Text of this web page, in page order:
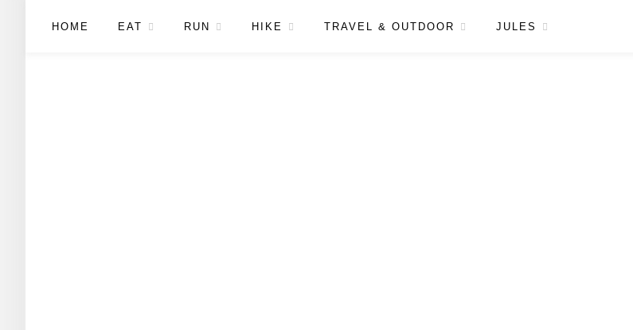
HOME EAT RUN HIKE TRAVEL & OUTDOOR JULES